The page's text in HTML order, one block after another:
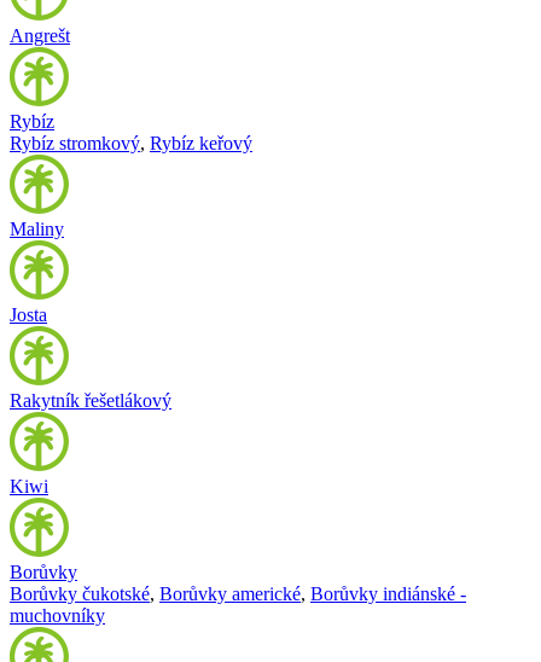
Angrešt
Rybíz
Rybíz stromkový, Rybíz keřový
Maliny
Josta
Rakytník řešetlákový
Kiwi
Borůvky
Borůvky čukotské, Borůvky americké, Borůvky indiánské -
muchovníky